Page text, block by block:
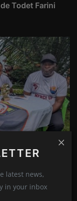
latest news,
in your inbox
Todet Farini
un